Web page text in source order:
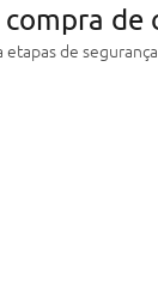
de
de